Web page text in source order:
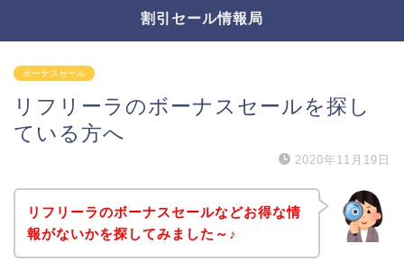
割引セール情報局
ボーナスセール
リフリーラのボーナスセールを探し
ている方へ
2020年11月19日
リフリーラのボーナスセールなどお得な情
報がないかを探してみました～♪